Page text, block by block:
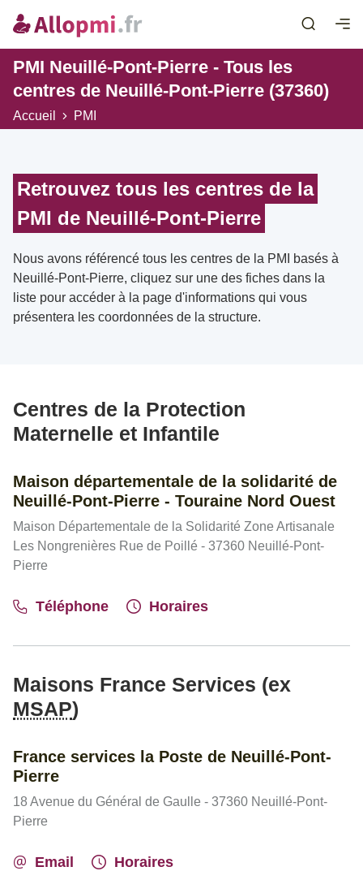
PMI Neuillé-Pont-Pierre - Tous les
centres de Neuillé-Pont-Pierre (37360)
Accueil PMI
Retrouvez tous les centres de la
PMI de Neuillé-Pont-Pierre
Nous avons référencé tous les centres de la PMI basés à
Neuillé-Pont-Pierre, cliquez sur une des fiches dans la
liste pour accéder à la page d'informations qui vous
présentera les coordonnées de la structure.
Centres de la Protection
Maternelle et Infantile
Maison départementale de la solidarité de
Neuillé-Pont-Pierre - Touraine Nord Ouest
Maison Départementale de la Solidarité Zone Artisanale
Les Nongrenières Rue de Poillé - 37360 Neuillé-Pont-
Pierre
Téléphone Horaires
Maisons France Services (ex
MSAP)
France services la Poste de Neuillé-Pont-
Pierre
18 Avenue du Général de Gaulle - 37360 Neuillé-Pont-
Pierre
Email Horaires